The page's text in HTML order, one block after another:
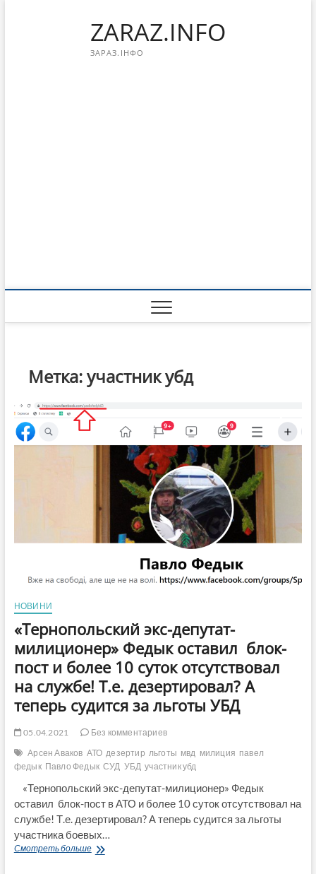
ZARAZ.INFO
ЗАРАЗ.ІНФО
Метка:участник убд
НОВИНИ
«Тернопольский экс-депутат-
милиционер» Федык оставил блок-
пост и более 10 суток отсутствовал
на службе! Т.е. дезертировал? А
теперь судится за льготы УБД
05.04.2021
Без комментариев
Арсен Аваков АТО дезертир льготы мвд милиция павел
федык Павло Федык СУД УБД участник убд
«Тернопольский экс-депутат-милиционер» Федык
оставил блок-пост в АТО и более 10 суток отсутствовал на
службе! Т.е. дезертировал? А теперь судится за льготы
участника боевых…
Смотреть больше«Тернопольский